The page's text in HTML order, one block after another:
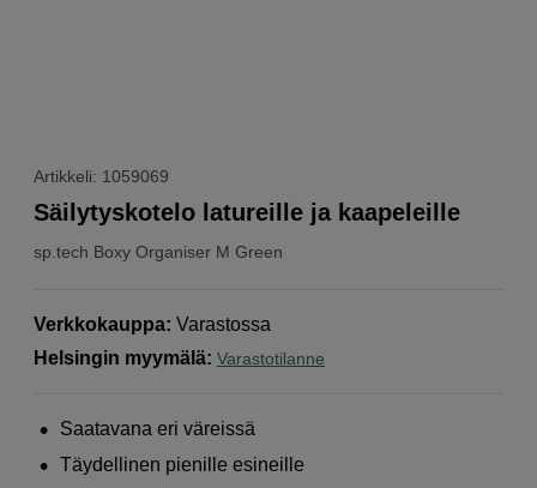
Artikkeli: 1059069
sp.tech Boxy Organiser M Green
Säilytyskotelo latureille ja kaapeleille
Verkkokauppa: Varastossa
Helsingin myymälä: Varastotilanne
Saatavana eri väreissä
Täydellinen pienille esineille